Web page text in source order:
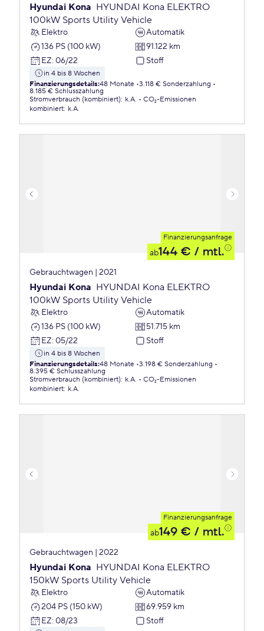
Hyundai Kona HYUNDAI Kona ELEKTRO
100kW Sports Utility Vehicle
Elektro
Automatik
136 PS (100 kW)
91.122 km
EZ: 06/22 Stoff
in 4 bis 8 Wochen
Finanzierungsdetails:48 Monate 3.118 € Sonderzahlung
8.185 € Schlusszahlung
Stromverbrauch (kombiniert): k.A.
CO₂-Emissionen
kombiniert: k.A.
Finanzierungsanfrage
ab144 € / mtl.
Gebrauchtwagen | 2021
Hyundai Kona HYUNDAI Kona ELEKTRO
100kW Sports Utility Vehicle
Elektro
Automatik
136 PS (100 kW)
51.715 km
EZ: 05/22 Stoff
in 4 bis 8 Wochen
Finanzierungsdetails:48 Monate 3.198 € Sonderzahlung
8.395 € Schlusszahlung
Stromverbrauch (kombiniert): k.A.
CO₂-Emissionen
kombiniert: k.A.
Finanzierungsanfrage
ab149 € / mtl.
Gebrauchtwagen | 2022
Hyundai Kona HYUNDAI Kona ELEKTRO
150kW Sports Utility Vehicle
Elektro
Automatik
204 PS (150 kW)
69.959 km
EZ: 08/23 Stoff